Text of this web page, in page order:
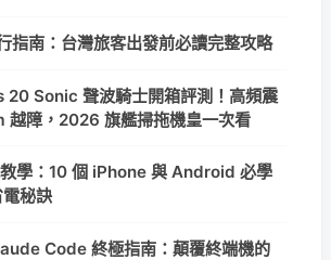
指南：台灣旅客出發前必讀完整攻略
20 Sonic 聲波騎士開箱評測！高頻震
越障，2026 旗艦掃拖機皇一次看
學：10 個 iPhone 與 Android 必學
秘訣
Code 終極指南：顛覆終端機的